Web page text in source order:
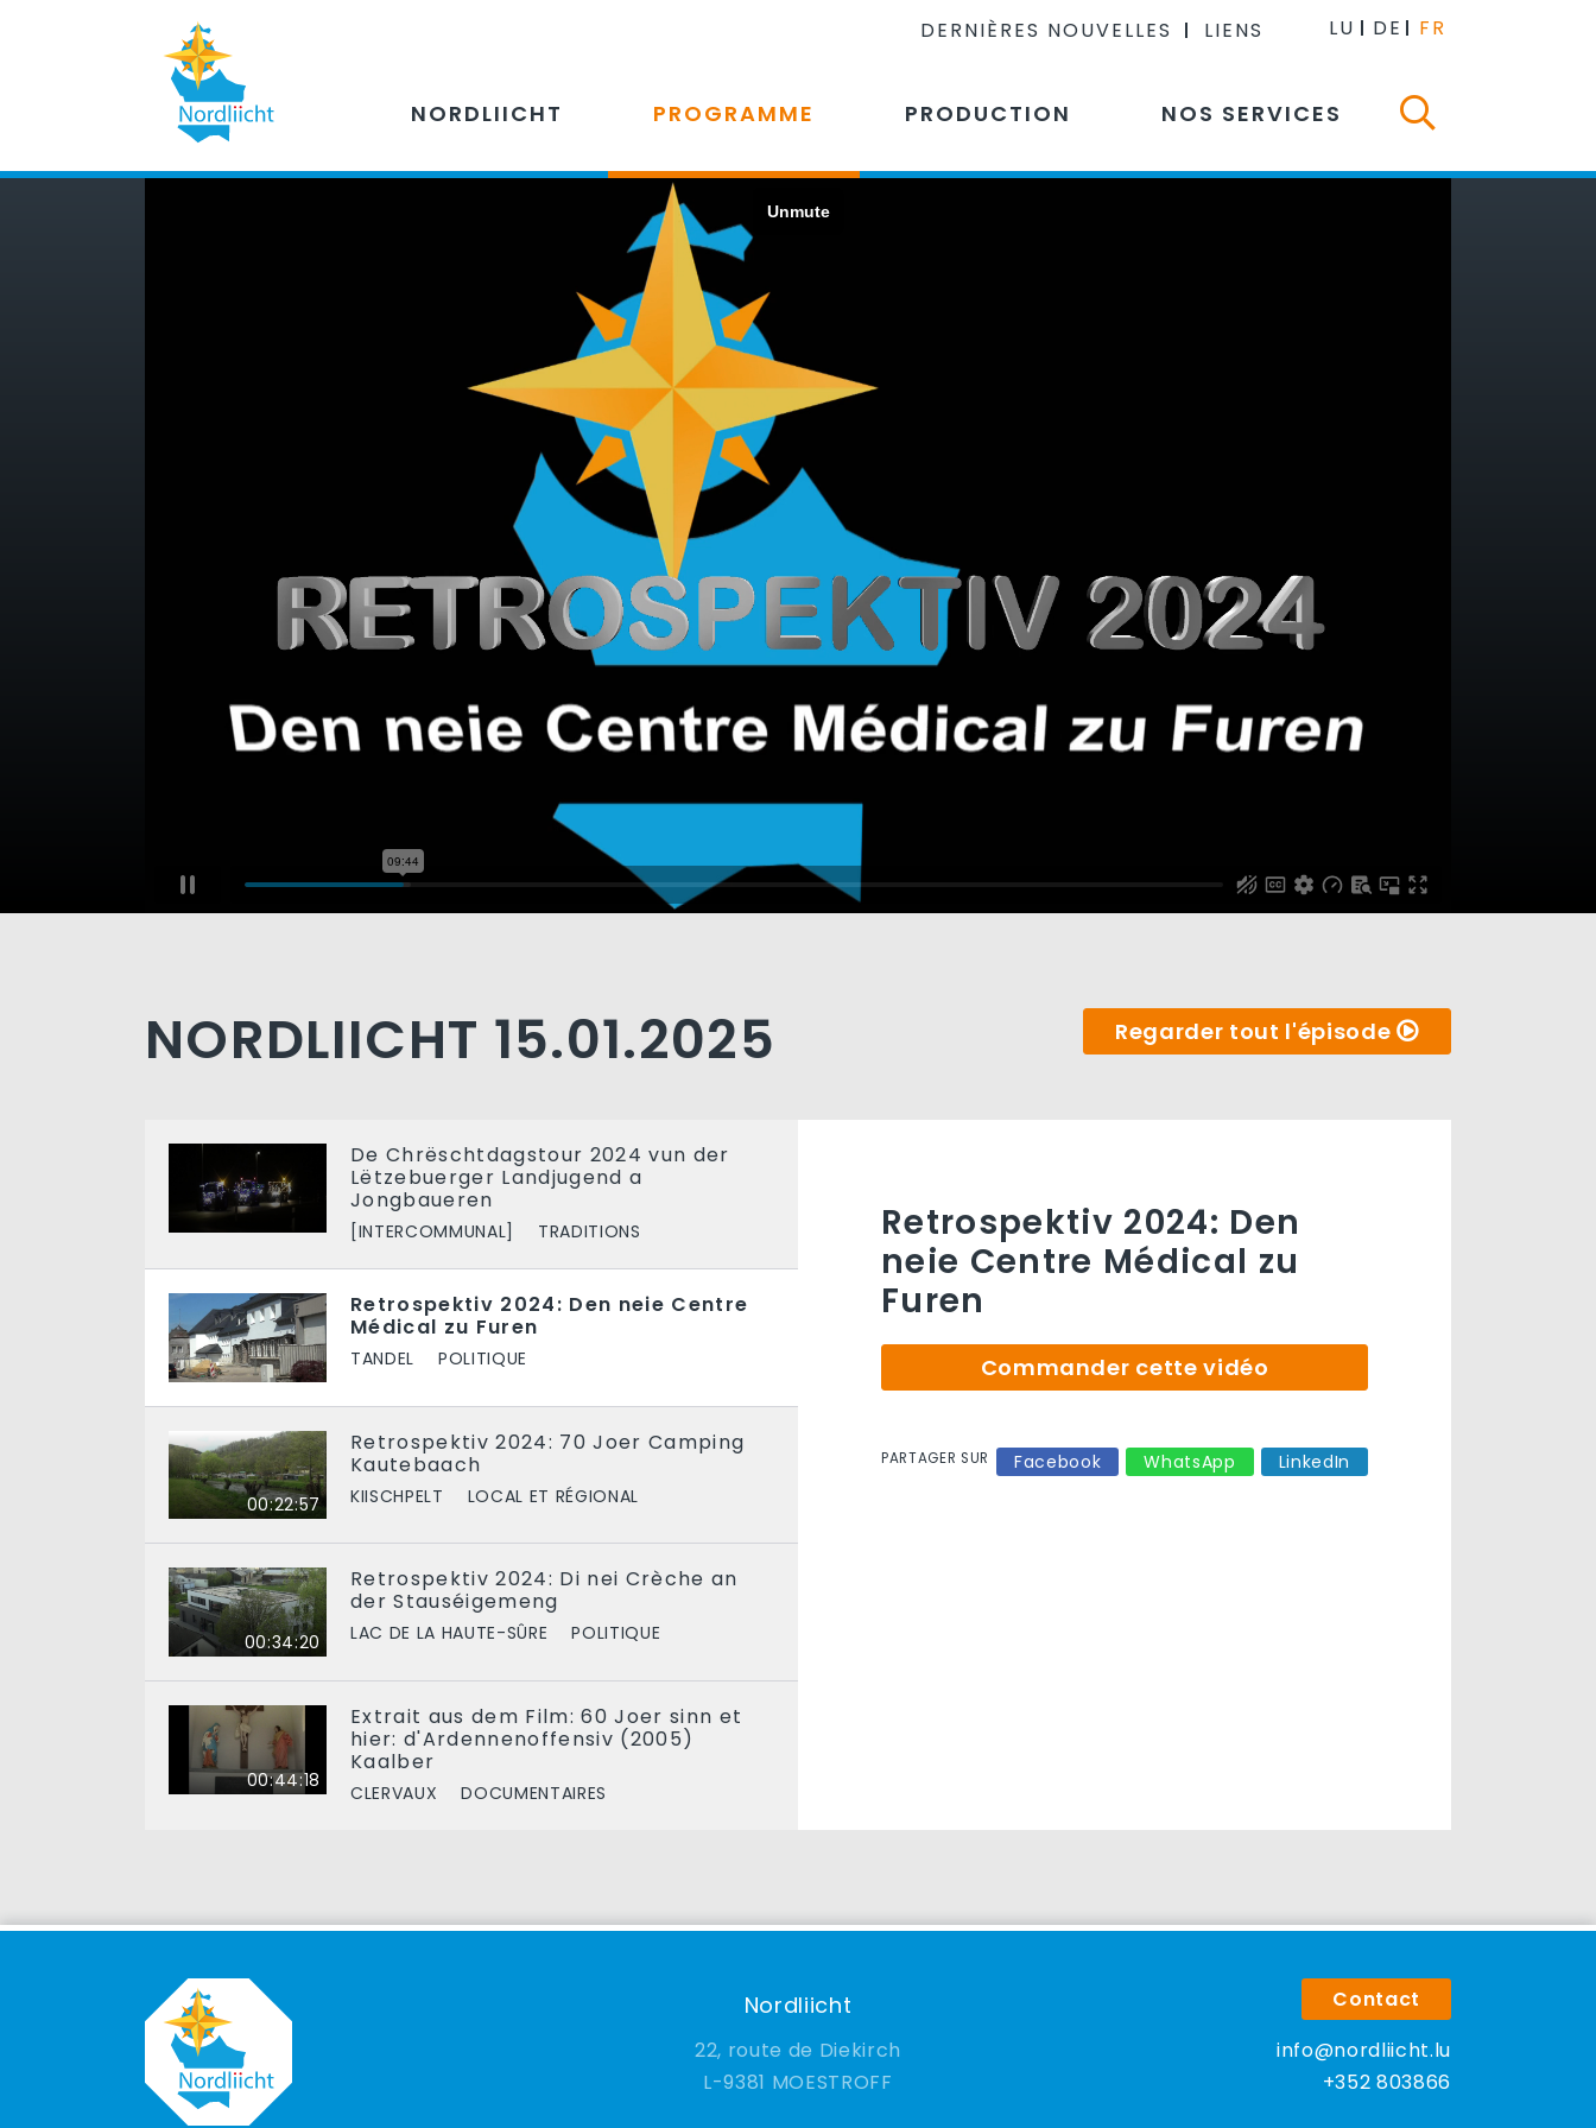
DERNIÈRES NOUVELLES LIENS LU DE FR
NORDLIICHT PROGRAMME PRODUCTION NOS SERVICES
NORDLIICHT 15.01.2025 Regarder tout l'épisode
De Chrëschtdagstour 2024 vun der
Lëtzebuerger Landjugend a
Jongbaueren
[INTERCOMMUNAL] TRADITIONS
Retrospektiv 2024: Den neie Centre
Médical zu Furen
TANDEL POLITIQUE
00:22:57
Retrospektiv 2024: 70 Joer Camping
Kautebaach
KIISCHPELT LOCAL ET RÉGIONAL
00:34:20
Retrospektiv 2024: Di nei Crèche an
der Stauséigemeng
LAC DE LA HAUTE-SÛRE POLITIQUE
00:44:18
Extrait aus dem Film: 60 Joer sinn et
hier: d'Ardennenoffensiv (2005)
Kaalber
CLERVAUX DOCUMENTAIRES
Retrospektiv 2024: Den
neie Centre Médical zu
Furen
Commander cette vidéo
PARTAGER SUR Facebook WhatsApp LinkedIn
Nordliicht
22, route de Diekirch
9381 MOESTROFF
Contact
info@nordliicht.lu
+352 803866